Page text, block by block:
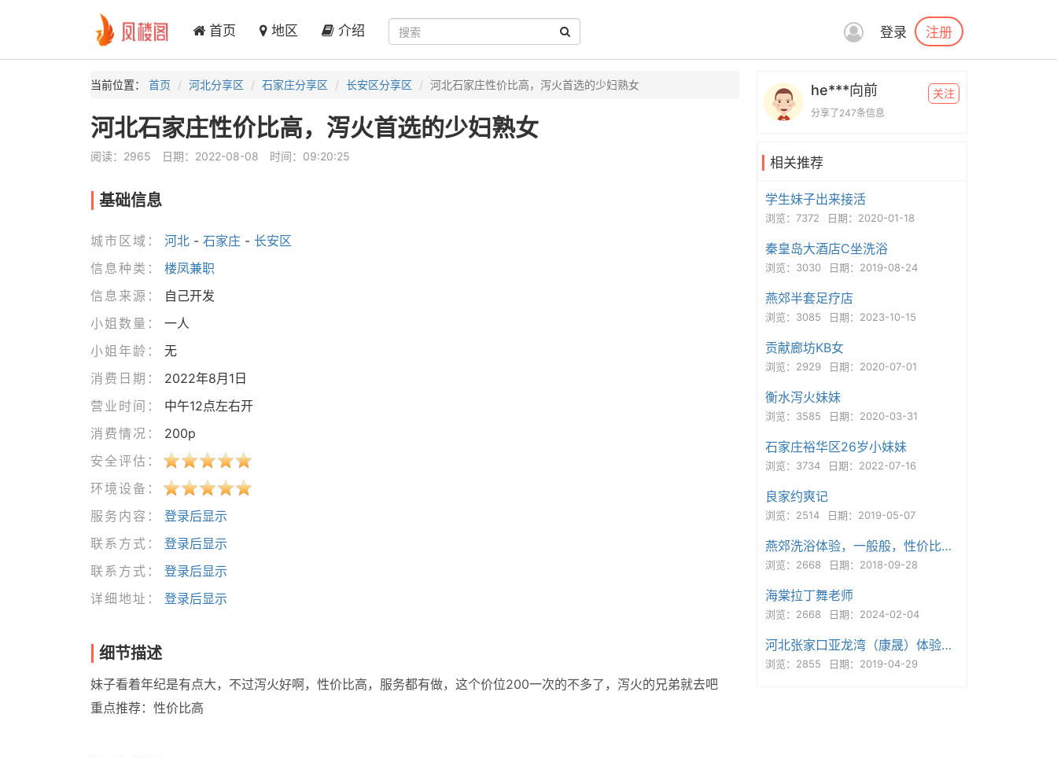
首页 地区 介绍 登录 注册
当前位置： 首页 河北分享区 石家庄分享区 长安区分享区 河北石家庄性价比高，泻火首选的少妇熟女
河北石家庄性价比高，泻火首选的少妇熟女
阅读：2965 日期：2022-08-08 时间：09:20:25
基础信息
城市区域： 河北- 石家庄- 长安区
信息种类：
楼凤兼职
信息来源：
自己开发
小姐数量：
一人
小姐年龄：
无
消费日期：
2022年8月1日
营业时间：
中午12点左右开
消费情况：
200p
安全评估：
环境设备：
服务内容：
登录后显示
联系方式：
登录后显示
联系方式：
登录后显示
详细地址：
登录后显示
细节描述
妹子看着年纪是有点大，不过泻火好啊，性价比高，服务都有做，这个价位200一次的不多了，泻火的兄弟就去吧
重点推荐：性价比高
he***向前
分享了247条信息
关注
相关推荐
学生妹子出来接活
浏览：7372 日期：2020-01-18
秦皇岛大酒店C坐洗浴
浏览：3030 日期：2019-08-24
燕郊半套足疗店
浏览：3085 日期：2023-10-15
贡献廊坊KB女
浏览：2929 日期：2020-07-01
衡水泻火妹妹
浏览：3585 日期：2020-03-31
石家庄裕华区26岁小妹妹
浏览：3734 日期：2022-07-16
良家约爽记
浏览：2514 日期：2019-05-07
燕郊洗浴体验，一般般，性价比不太好
浏览：2668 日期：2018-09-28
海棠拉丁舞老师
浏览：2668 日期：2024-02-04
河北张家口亚龙湾（康晟）体验分享
浏览：2855 日期：2019-04-29